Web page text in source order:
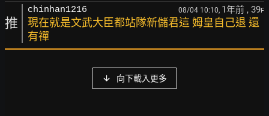
推
chinhan1216 08/04 10:10, 1年前 , 39F
現在就是文武大臣都站隊新儲君這 姆皇自己退 還
有禪
向下載入更多